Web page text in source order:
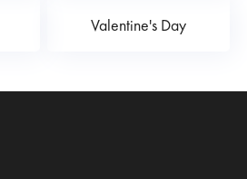
Valentine's Day